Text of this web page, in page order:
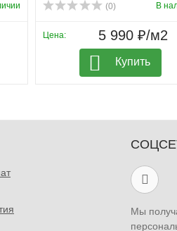
теплопроводности;
влажностью;
(0) В
Цена: 5 990 ₽/м2
Купить
Мы